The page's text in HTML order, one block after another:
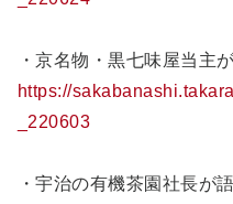
・京名物・黒七味屋当主
https://
_220603
・宇治の有機茶園社長が